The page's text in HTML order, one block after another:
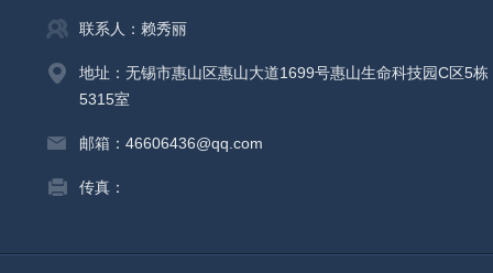
联系人：赖秀丽
地址：无锡市惠山区惠山大道1699号惠山生命科技园C区5栋
5315室
邮箱：46606436@qq.com
传真：